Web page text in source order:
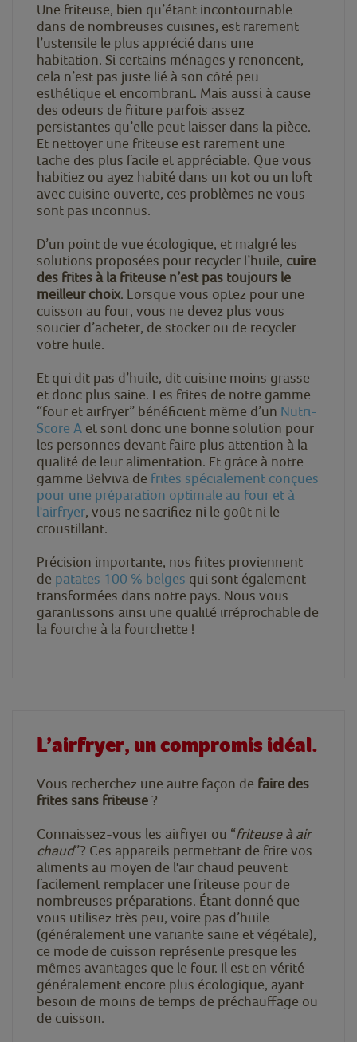
Une friteuse, bien qu’étant incontournable
dans de nombreuses cuisines, est rarement
l’ustensile le plus apprécié dans une
habitation. Si certains ménages y renoncent,
cela n’est pas juste lié à son côté peu
esthétique et encombrant. Mais aussi à cause
des odeurs de friture parfois assez
persistantes qu’elle peut laisser dans la pièce.
Et nettoyer une friteuse est rarement une
tache des plus facile et appréciable. Que vous
habitiez ou ayez habité dans un kot ou un loft
avec cuisine ouverte, ces problèmes ne vous
sont pas inconnus.
D’un point de vue écologique, et malgré les
solutions proposées pour recycler l’huile, cuire
des frites à la friteuse n’est pas toujours le
meilleur choix. Lorsque vous optez pour une
cuisson au four, vous ne devez plus vous
soucier d’acheter, de stocker ou de recycler
votre huile.
Et qui dit pas d’huile, dit cuisine moins grasse
et donc plus saine. Les frites de notre gamme
“four et airfryer” bénéficient même d’un Nutri-
Score A et sont donc une bonne solution pour
les personnes devant faire plus attention à la
qualité de leur alimentation. Et grâce à notre
gamme Belviva de frites spécialement conçues
pour une préparation optimale au four et à
l'airfryer, vous ne sacrifiez ni le goût ni le
croustillant.
Précision importante, nos frites proviennent
de patates 100 % belges qui sont également
transformées dans notre pays. Nous vous
garantissons ainsi une qualité irréprochable de
la fourche à la fourchette !
L’airfryer, un compromis idéal.
Vous recherchez une autre façon de faire des
frites sans friteuse?
Connaissez-vous les airfryer ou “friteuse à air
chaud”? Ces appareils permettant de frire vos
aliments au moyen de l'air chaud peuvent
facilement remplacer une friteuse pour de
nombreuses préparations. Étant donné que
vous utilisez très peu, voire pas d’huile
(généralement une variante saine et végétale),
ce mode de cuisson représente presque les
mêmes avantages que le four. Il est en vérité
généralement encore plus écologique, ayant
besoin de moins de temps de préchauffage ou
de cuisson.